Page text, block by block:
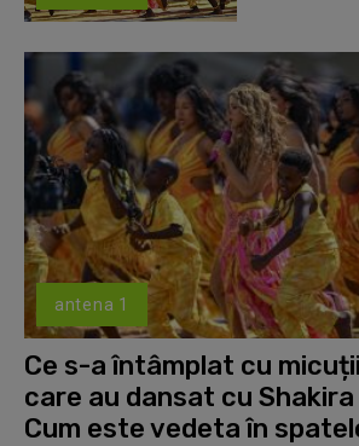
antena 1
Ce s-a întâmplat cu
care au dansat cu Shakira
Cum este vedeta în